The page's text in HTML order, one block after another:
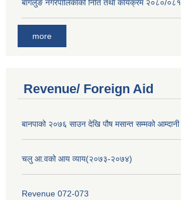
बागलुङ नगरपालिकाको निति तथा कार्यक्रम २०८०/०८१
more
Revenue/ Foreign Aid
बानपाको २०७६ साउन देखि पौष मसान्त सम्मको आम्दानी
चलु आ.वको आय व्याय(२०७३-२०७४)
Revenue 072-073